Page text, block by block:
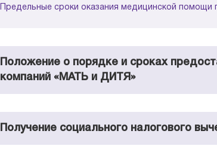
Предельные сроки оказания медицинской
Положение о порядке и сроках
компаний «МАТЬ и ДИТЯ»
Получение социального налогового